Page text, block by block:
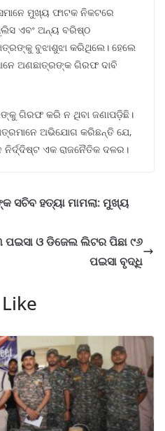
ମୁଖ୍ୟ ଫାଟକ ନିକଟରେ
ଏବଂ ଅନ୍ୟ ବରିଷ୍ଠ
ବୁଝାଶୁଝା କରିଥିଲେ। ହେଲେ
ଅଣଛାତ୍ରଙ୍କ ଗିରଫ ଦାବି
ଗିରଫ କରି ନ ଥିବା ଜଣାପଡ଼ିଛି।
ଅଭିଯୋଗ କରିଛନ୍ତି ଯେ,
ଏକ ରାଜନୈତିକ ଦଳର।
ହତ୍ୟା ମାମଲା: ମୁଖ୍ୟ
ଓ ଡିଜେଲ ଲିଟର ପିଛା ୯୬
ପଇସା ବୃଦ୍ଧି